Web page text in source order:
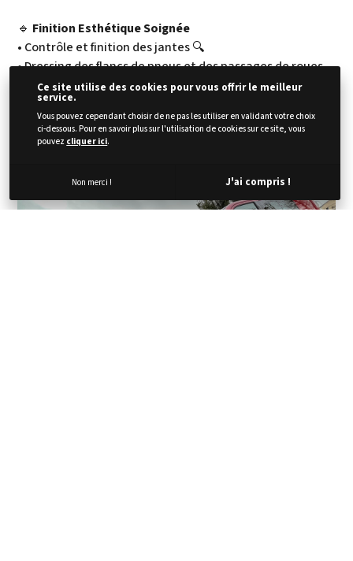
🔹 Finition Esthétique Soignée
• Contrôle et finition des jantes 🔍
• Dressing des flancs de pneus et des passages de roues
• Application manuelle d'une finition douce au toucher ✋
• Nettoyage des vitres extérieures 🧽
• Tour de finition sur les chromes ✨
Ce site utilise des cookies pour vous offrir le meilleur
service.
Vous pouvez cependant choisir de ne pas les utiliser en validant votre choix
ci-dessous. Pour en savoir plus sur l'utilisation de cookies sur ce site, vous
pouvez cliquer ici.
Non merci ! J'ai compris !